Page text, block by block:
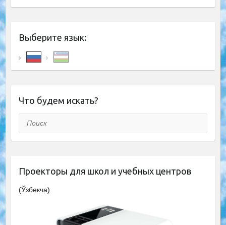
Выберите язык:
Что будем искать?
Поиск
Проекторы для школ и учебных центров
(Ўзбекча)